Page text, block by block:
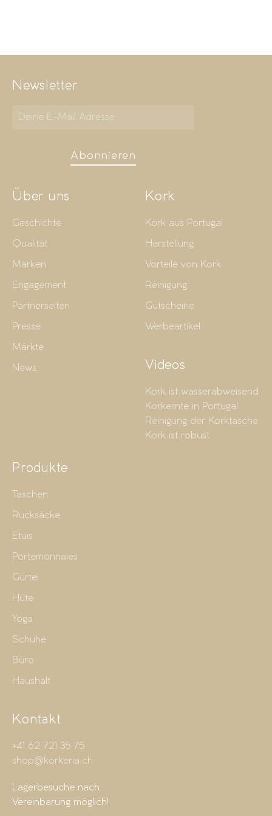
Newsletter
Abonnieren
Über uns
Geschichte
Qualität
Marken
Engagement
Partnerseiten
Presse
Märkte
News
Kork
Kork aus Portugal
Herstellung
Vorteile von Kork
Reinigung
Gutscheine
Werbeartikel
Videos
Kork ist wasserabweisend
Korkernte in Portugal
Reinigung der Korktasche
Kork ist robust
Produkte
Taschen
Rucksäcke
Etuis
Portemonnaies
Gürtel
Hüte
Yoga
Schuhe
Büro
Haushalt
Kontakt
+41 62 721 35 75
shop@korkeria.ch
Lagerbesuche nach
Vereinbarung möglich!